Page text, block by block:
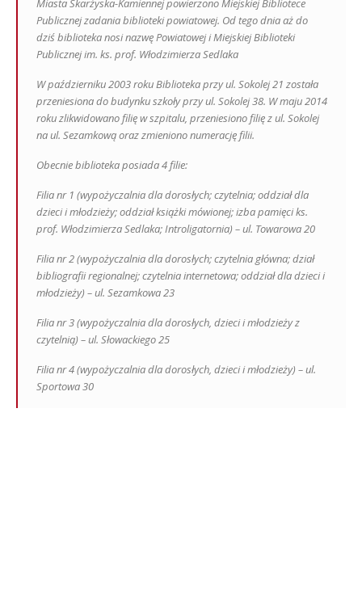
Miasta Skarżyska-Kamiennej powierzono Miejskiej Bibliotece
Publicznej zadania biblioteki powiatowej. Od tego dnia aż do
dziś biblioteka nosi nazwę Powiatowej i Miejskiej Biblioteki
Publicznej im. ks. prof. Włodzimierza Sedlaka
W październiku 2003 roku Biblioteka przy ul. Sokolej 21 została
przeniesiona do budynku szkoły przy ul. Sokolej 38. W maju 2014
roku zlikwidowano filię w szpitalu, przeniesiono filię z ul. Sokolej
na ul. Sezamkową oraz zmieniono numerację filii.
Obecnie biblioteka posiada 4 filie:
Filia nr 1 (wypożyczalnia dla dorosłych; czytelnia; oddział dla
dzieci i młodzieży; oddział książki mówionej; izba pamięci ks.
prof. Włodzimierza Sedlaka; Introligatornia) – ul. Towarowa 20
Filia nr 2 (wypożyczalnia dla dorosłych; czytelnia główna; dział
bibliografii regionalnej; czytelnia internetowa; oddział dla dzieci i
młodzieży) – ul. Sezamkowa 23
Filia nr 3 (wypożyczalnia dla dorosłych, dzieci i młodzieży z
czytelnią) – ul. Słowackiego 25
Filia nr 4 (wypożyczalnia dla dorosłych, dzieci i młodzieży) – ul.
Sportowa 30